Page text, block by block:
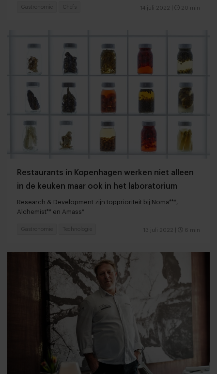
14 juli 2022 20 min
Gastronomie Chefs
Restaurants in Kopenhagen werken niet alleen
in de keuken maar ook in het laboratorium
Research & Development zijn topprioriteit bij Noma***,
Alchemist** en Amass*
13 juli 2022 6 min
Gastronomie Technologie